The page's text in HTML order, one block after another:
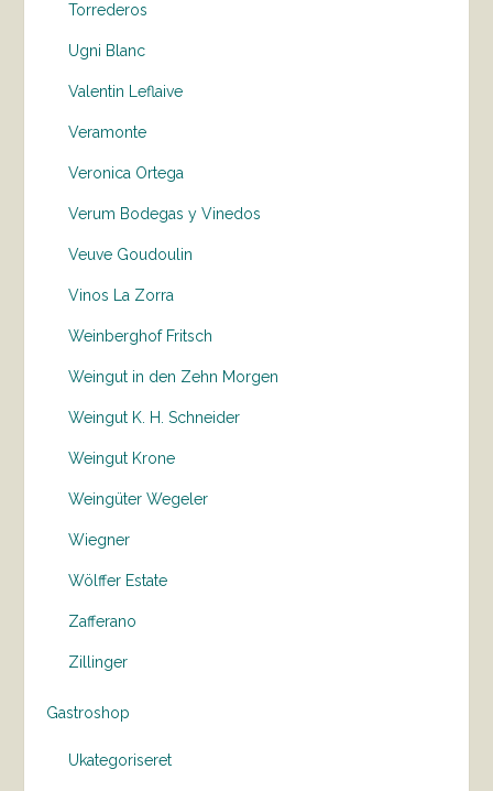
Torrederos
Ugni Blanc
Valentin Leflaive
Veramonte
Veronica Ortega
Verum Bodegas y Vinedos
Veuve Goudoulin
Vinos La Zorra
Weinberghof Fritsch
Weingut in den Zehn Morgen
Weingut K. H. Schneider
Weingut Krone
Weingüter Wegeler
Wiegner
Wölffer Estate
Zafferano
Zillinger
Gastroshop
Ukategoriseret